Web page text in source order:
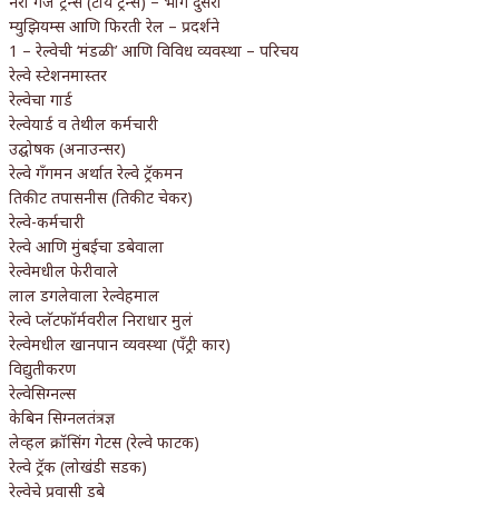
म्युझियम्स आणि फिरती रेल – प्रदर्शने
1 – रेल्वेची ‘मंडळी’ आणि विविध व्यवस्था – परिचय
रेल्वे स्टेशनमास्तर
रेल्वेचा गार्ड
रेल्वेयार्ड व तेथील कर्मचारी
उद्घोषक (अनाउन्सर)
रेल्वे गँगमन अर्थात रेल्वे ट्रॅकमन
तिकीट तपासनीस (तिकीट चेकर)
रेल्वे-कर्मचारी
रेल्वे आणि मुंबईचा डबेवाला
रेल्वेमधील फेरीवाले
लाल डगलेवाला रेल्वेहमाल
रेल्वे प्लॅटफॉर्मवरील निराधार मुलं
रेल्वेमधील खानपान व्यवस्था (पँट्री कार)
विद्युतीकरण
रेल्वेसिग्नल्स
केबिन सिग्नलतंत्रज्ञ
लेव्हल क्रॉसिंग गेटस (रेल्वे फाटक)
रेल्वे ट्रॅक (लोखंडी सडक)
रेल्वेचे प्रवासी डबे